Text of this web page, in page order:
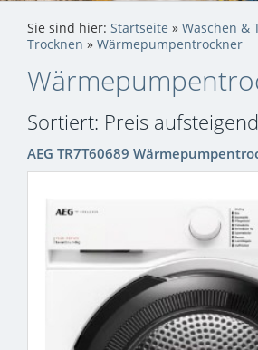
Sie sind hier: Startseite » Waschen &
Trocknen » Wärmepumpentrockner
Sortiert: Preis aufsteigend
AEG TR7T60689